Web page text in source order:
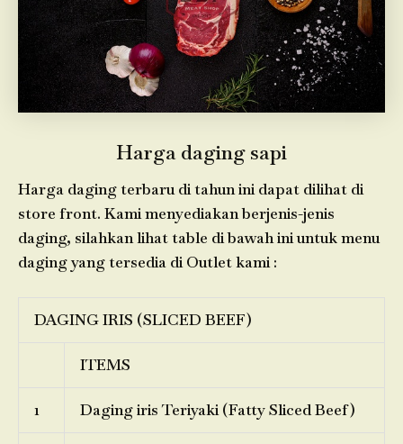
Harga daging sapi
Harga daging terbaru di tahun ini dapat dilihat di
store front. Kami menyediakan berjenis-jenis
daging, silahkan lihat table di bawah ini untuk menu
daging yang tersedia di Outlet kami :
DAGING IRIS (SLICED BEEF)
ITEMS
1 Daging iris Teriyaki (Fatty Sliced Beef)